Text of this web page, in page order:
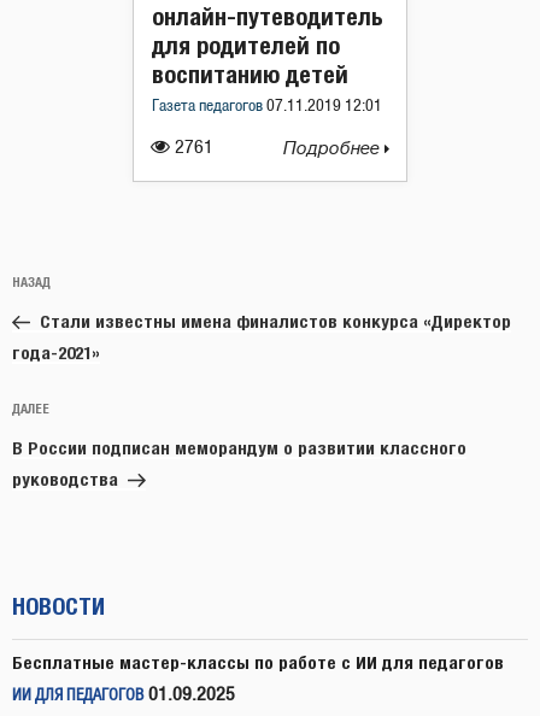
2761
онлайн-путеводитель
для родителей по
воспитанию детей
Газета педагогов 07.11.2019 12:01
Подробнее
по
записям
Предыдущая
запись:
НАЗАД
Стали известны имена финалистов конкурса «Директор
года-2021»
Следующая
запись
ДАЛЕЕ
В России подписан меморандум о развитии классного
руководства
НОВОСТИ
Бесплатные мастер-классы по работе с ИИ для педагогов
ИИ ДЛЯ ПЕДАГОГОВ 01.09.2025